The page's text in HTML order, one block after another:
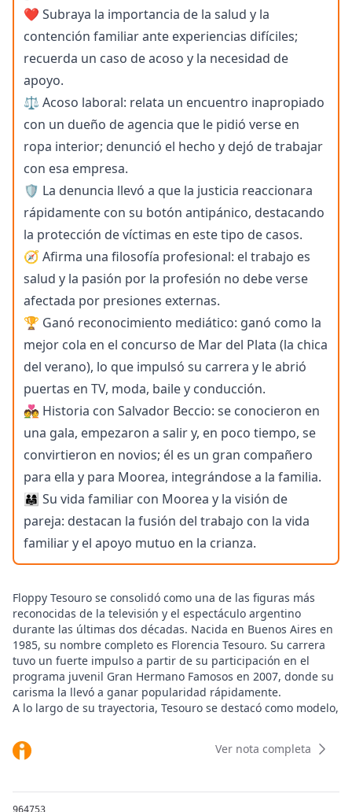
❤️ Subraya la importancia de la salud y la
contención familiar ante experiencias difíciles;
recuerda un caso de acoso y la necesidad de
apoyo.
⚖️ Acoso laboral: relata un encuentro inapropiado
con un dueño de agencia que le pidió verse en
ropa interior; denunció el hecho y dejó de trabajar
con esa empresa.
🛡️ La denuncia llevó a que la justicia reaccionara
rápidamente con su botón antipánico, destacando
la protección de víctimas en este tipo de casos.
🧭 Afirma una filosofía profesional: el trabajo es
salud y la pasión por la profesión no debe verse
afectada por presiones externas.
🏆 Ganó reconocimiento mediático: ganó como la
mejor cola en el concurso de Mar del Plata (la chica
del verano), lo que impulsó su carrera y le abrió
puertas en TV, moda, baile y conducción.
💑 Historia con Salvador Beccio: se conocieron en
una gala, empezaron a salir y, en poco tiempo, se
convirtieron en novios; él es un gran compañero
para ella y para Moorea, integrándose a la familia.
👨‍👩‍👧 Su vida familiar con Moorea y la visión de
pareja: destacan la fusión del trabajo con la vida
familiar y el apoyo mutuo en la crianza.
Floppy Tesouro se consolidó como una de las figuras más
reconocidas de la televisión y el espectáculo argentino
durante las últimas dos décadas. Nacida en Buenos Aires en
1985, su nombre completo es Florencia Tesouro. Su carrera
tuvo un fuerte impulso a partir de su participación en el
programa juvenil Gran Hermano Famosos en 2007, donde su
carisma la llevó a ganar popularidad rápidamente.
A lo largo de su trayectoria, Tesouro se destacó como modelo,
Showmatch, Bailando por un sueño y diversas obras de
teatro de revista marcó etapas clave de su desarrollo
pop y colaboraciones en proyectos televisivos y teatrales de
Ver nota completa